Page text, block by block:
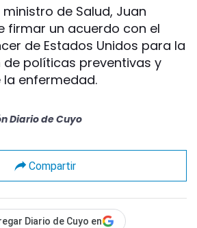
de Salud, Juan
firmar un acuerdo con el
de Estados Unidos para la
políticas preventivas y
enfermedad.
Diario de Cuyo
Compartir
Diario de Cuyo en